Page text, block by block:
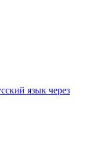
язык через